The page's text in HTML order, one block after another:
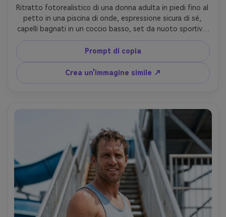
Ritratto fotorealistico di una donna adulta in piedi fino al
petto in una piscina di onde, espressione sicura di sé,
capelli bagnati in un coccio basso, set da nuoto sportivo
in due pezzi con pantaloni a vita alta, bandiere di
bagnino e onde lontane dolcemente sfocate, sole
luminoso con forti punti salienti e realistico riflesso
speculare sull'acqua, Nikon D850, 85mm f/1.8, cornice
ravvicinata del ritratto, empowering umore, ombre
Prompt di copia
Crea un'immagine simile ↗